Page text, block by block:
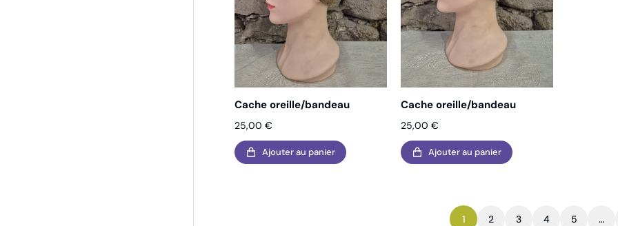
Cache oreille/bandeau
25,00 €
Ajouter au panier
Cache oreille/bandeau
25,00 €
Ajouter au panier
1 2 3 4 5 …